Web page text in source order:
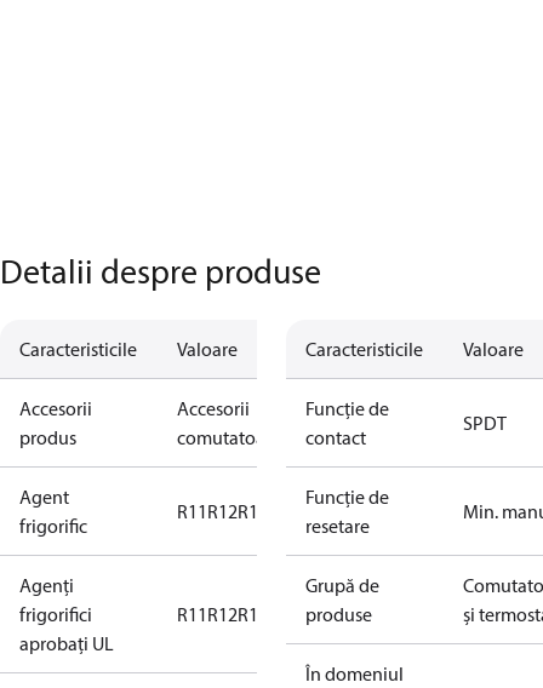
Detalii despre produse
Caracteristicile Valoare
Accesorii
produs
Accesorii
comutatoare
Agent
frigorific
R11R12R123 R124R134a R22 R407A
Agenți
frigorifici
aprobați UL
R11R12R123 R124R134aR22 R407A
Caracteristicile Valoare
Funcție de
contact
SPDT
Funcție de
resetare
Min.
Grupă de
produse
și
În domeniul